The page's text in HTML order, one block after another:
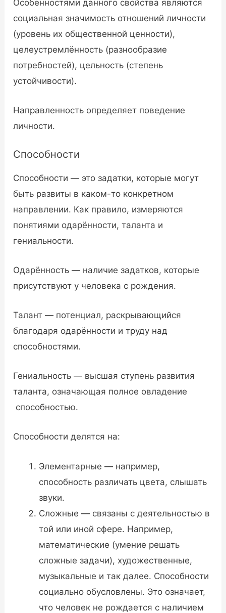
Особенностями данного свойства являются
социальная значимость отношений личности
(уровень их общественной ценности),
целеустремлённость (разнообразие
потребностей), цельность (степень
устойчивости).
Направленность определяет поведение
личности.
Способности
Способности — это задатки, которые могут
быть развиты в каком-то конкретном
направлении. Как правило, измеряются
понятиями одарённости, таланта и
гениальности.
Одарённость — наличие задатков, которые
присутствуют у человека с рождения.
Талант — потенциал, раскрывающийся
благодаря одарённости и труду над
способностями.
Гениальность — высшая ступень развития
таланта, означающая полное овладение
способностью.
Способности делятся на:
Элементарные — например,
способность различать цвета, слышать
звуки.
Сложные — связаны с деятельностью в
той или иной сфере. Например,
математические (умение решать
сложные задачи), художественные,
музыкальные и так далее. Способности
социально обусловлены. Это означает,
что человек не рождается с наличием